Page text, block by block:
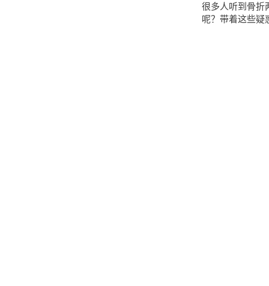
很多人听到骨折
呢？带着这些疑